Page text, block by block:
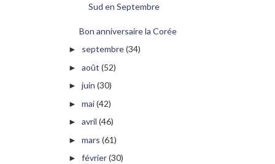
Sud en Septembre
Bon anniversaire la Corée
► septembre(34)
► août (52)
► juin (30)
► mai(42)
► avril (46)
► mars (61)
► février(30)